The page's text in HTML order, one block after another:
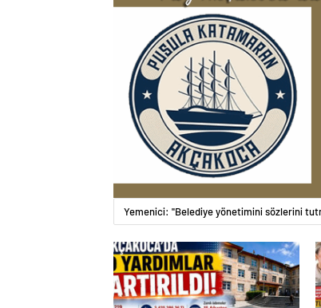
Yemenici: ''Belediye yönetimini sözlerini